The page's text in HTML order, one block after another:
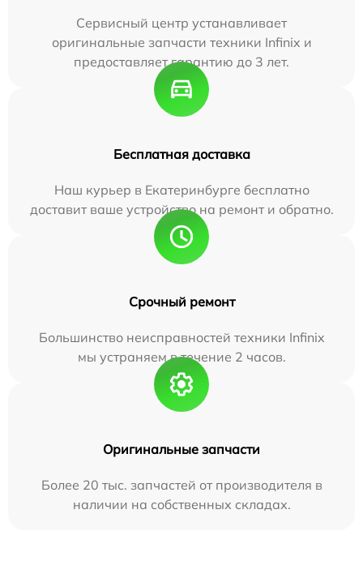
Сервисный центр устанавливает
оригинальные запчасти техники Infinix и
предоставляет гарантию до 3 лет.
Бесплатная доставка
Наш курьер в Екатеринбурге бесплатно
доставит ваше устройство на ремонт и обратно.
Срочный ремонт
Большинство неисправностей техники Infinix
мы устраняем в течение 2 часов.
Оригинальные запчасти
Более 20 тыс. запчастей от производителя в
наличии на собственных складах.